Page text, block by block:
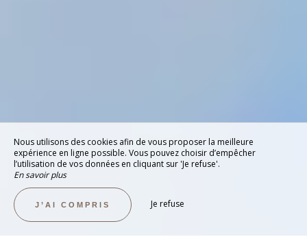
Nous utilisons des cookies afin de vous proposer la meilleure
expérience en ligne possible. Vous pouvez choisir d’empêcher
l’utilisation de vos données en cliquant sur 'Je refuse'.
En savoir plus
J’AI COMPRIS Je refuse